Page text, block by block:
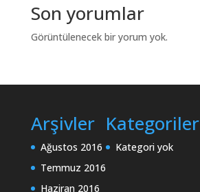
Son yorumlar
Görüntülenecek bir yorum yok.
Arşivler
Ağustos 2016
Temmuz 2016
Haziran 2016
Kategoriler
Kategori yok